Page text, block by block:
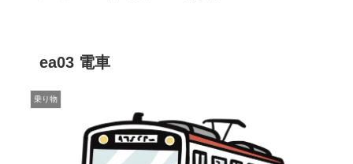
ea03 電車
乗り物